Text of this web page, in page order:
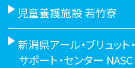
児童養護施設 若竹寮
新潟県アール・ブリュット・
サポート・センター NASC